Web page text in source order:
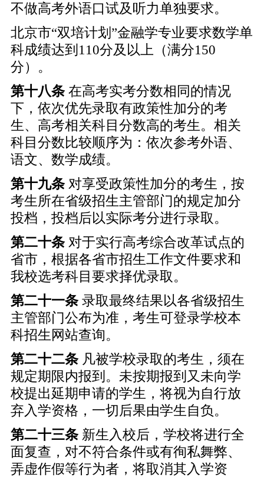
不做高考外语口试及听力单独要求。
北京市“双培计划”金融学专业要求数学单
科成绩达到110分及以上（满分150
分）。
第十八条在高考实考分数相同的情况
下，依次优先录取有政策性加分的考
生、高考相关科目分数高的考生。相关
科目分数比较顺序为：依次参考外语、
语文、数学成绩。
第十九条对享受政策性加分的考生，按
考生所在省级招生主管部门的规定加分
投档，投档后以实际考分进行录取。
第二十条对于实行高考综合改革试点的
省市，根据各省市招生工作文件要求和
我校选考科目要求择优录取。
第二十一条录取最终结果以各省级招生
主管部门公布为准，考生可登录学校本
科招生网站查询。
第二十二条凡被学校录取的考生，须在
规定期限内报到。未按期报到又未向学
校提出延期申请的学生，将视为自行放
弃入学资格，一切后果由学生自负。
第二十三条新生入校后，学校将进行全
面复查，对不符合条件或有徇私舞弊、
弄虚作假等行为者，将取消其入学资